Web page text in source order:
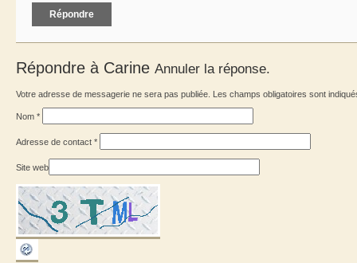
Répondre
Répondre à Carine Annuler la réponse.
Votre adresse de messagerie ne sera pas publiée. Les champs obligatoires sont
Nom *
Adresse de contact *
Site web